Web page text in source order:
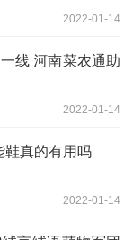
2022-01-14
线 河南菜农通助
2022-01-14
鞋真的有用吗
2022-01-14